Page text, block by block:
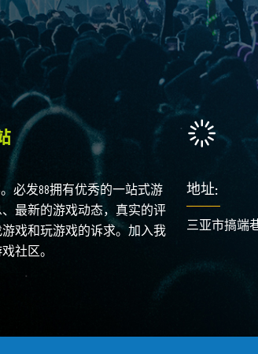
必发88拥有优秀的一站式游
最新的游戏动态，真实的评
戏和玩游戏的诉求。加入我
社区。
地址:
三亚市搞端